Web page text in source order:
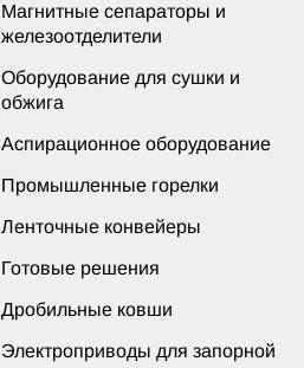
Магнитные сепараторы и
железоотделители
Оборудование для сушки и
обжига
Аспирационное оборудование
Промышленные горелки
Ленточные конвейеры
Готовые решения
Дробильные ковши
Электроприводы для запорной